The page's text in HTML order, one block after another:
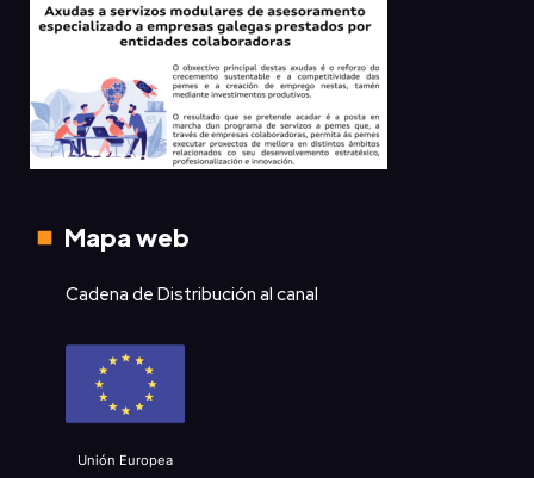
Mapa web
Cadena de Distribución al canal
Unión Europea